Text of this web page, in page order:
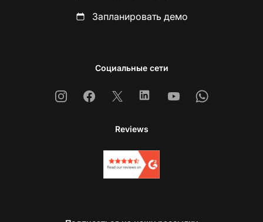
Запланировать демо
Социальные сети
InstagramFacebook
X LinkedinYoutubeWhatsapp
Reviews